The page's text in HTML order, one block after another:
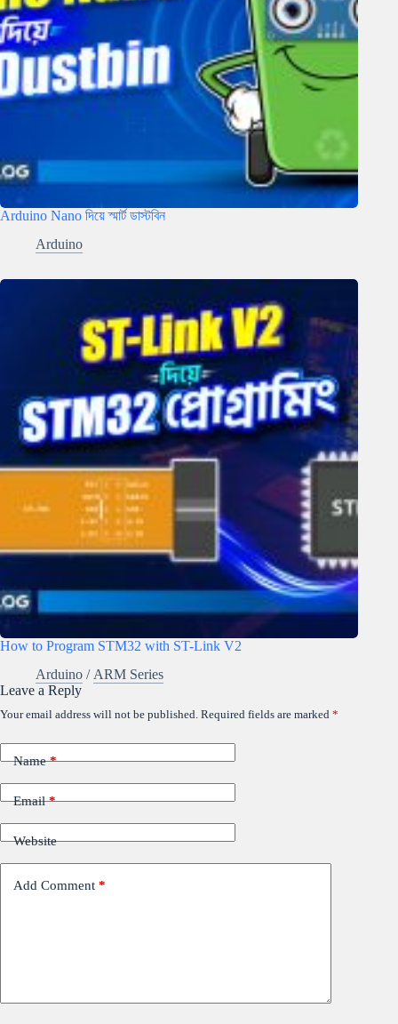
Arduino Nano দিয়ে স্মার্ট ডাস্টবিন
Arduino
How to Program STM32 with ST-Link V2
Arduino /ARM Series
Leave a Reply
Your email address will not be published. Required fields are marked *
Name*
Email*
Website
Add Comment *